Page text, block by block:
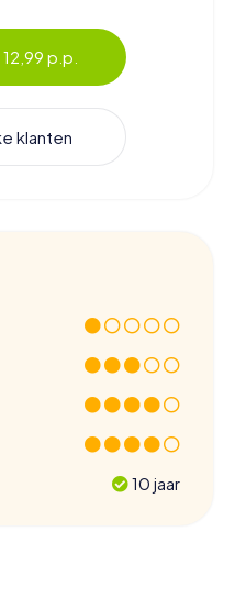
p.p.
klanten
10 jaar